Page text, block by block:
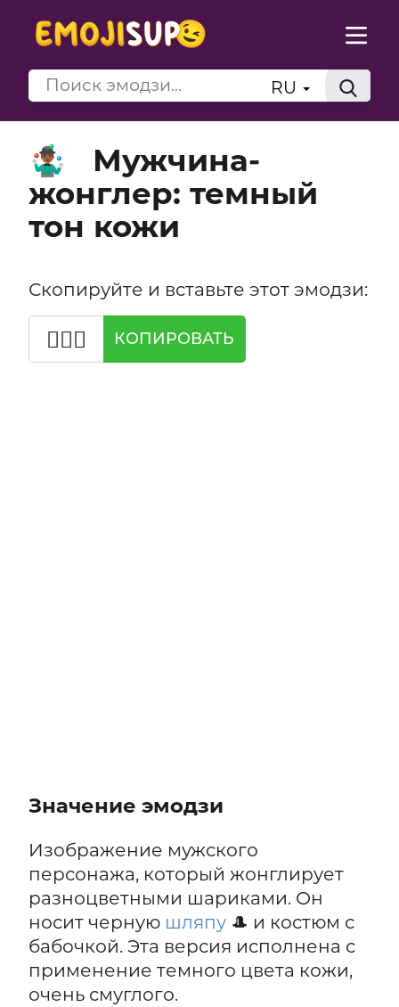
RU
🤹🏾‍♂️
Мужчина-
жонглер: темный
тон кожи
Скопируйте и вставьте этот эмодзи:
🤹🏾‍♂️ КОПИРОВАТЬ
Значение эмодзи
Изображение мужского
персонажа, который жонглирует
разноцветными шариками. Он
носит черную шляпу🎩 и костюм с
бабочкой. Эта версия исполнена с
применение темного цвета кожи,
очень смуглого.